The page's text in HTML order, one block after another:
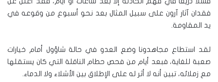
فقدان آثار آرون على سبيل المثال بعد نحو أسبوع من وقوعه في
يد المقاومة.
لقد استطاع مجاهدونا وضع العدو في حالة شاؤول أمام خيارات
صعبة للغاية، فبعد أيام من فحص حطام الناقلة التي كان يستقلها
مع زملائه، تبين أنه لا أثر له على الإطلاق بين الأشلاء ولا الدماء.